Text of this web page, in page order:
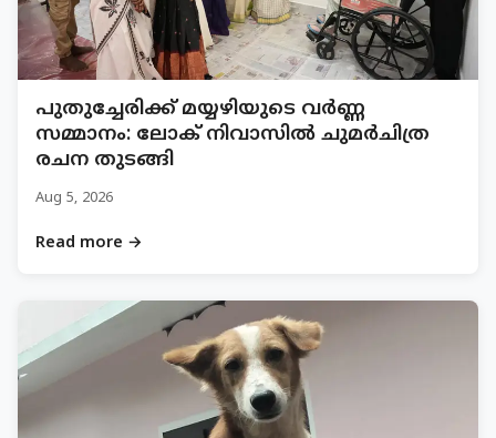
പുതുച്ചേരിക്ക് മയ്യഴിയുടെ വർണ്ണ
സമ്മാനം: ലോക് നിവാസിൽ ചുമർചിത്ര
രചന തുടങ്ങി
Aug 5, 2026
Read more →